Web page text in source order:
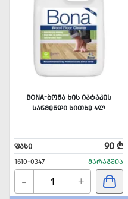
BONA-ᲑᲝᲜᲐ ᲮᲘᲡ ᲘᲐᲢᲐᲙᲘᲡ
ᲡᲐᲬᲛᲔᲜᲓᲘ ᲡᲘᲗᲮᲔ 4Ლ
ᲤᲐᲡᲘ 90 ₾
1610-0347 ᲛᲐᲠᲐᲒᲨᲘᲐ
- +